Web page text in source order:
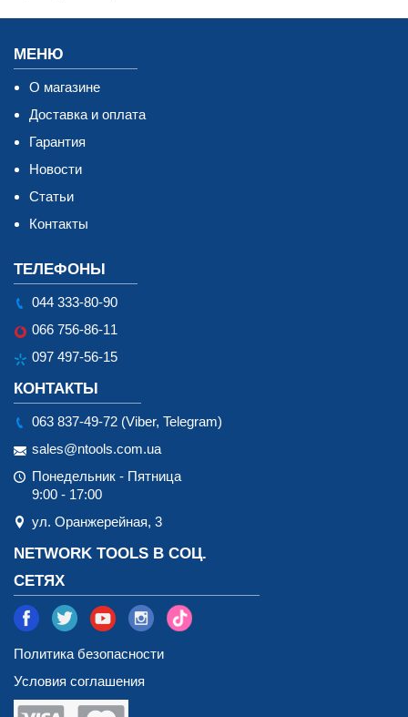
МЕНЮ
О магазине
Доставка и оплата
Гарантия
Новости
Статьи
Контакты
ТЕЛЕФОНЫ
044 333-80-90
066 756-86-11
097 497-56-15
КОНТАКТЫ
063 837-49-72 (Viber, Telegram)
sales@ntools.com.ua
Понедельник - Пятница
9:00 - 17:00
ул. Оранжерейная, 3
NETWORK TOOLS В СОЦ.
СЕТЯХ
Политика безопасности
Условия соглашения